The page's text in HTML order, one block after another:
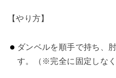
【やり方】
ダンベルを順手で持ち、
す。（※完全に固定しなく